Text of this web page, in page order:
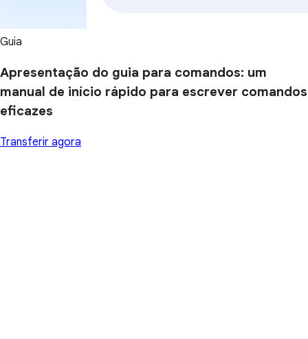
Guia
Apresentação do guia para comandos: um
manual de início rápido para escrever comandos
eficazes
Transferir agora